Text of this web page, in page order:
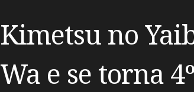
Kimetsu no
Wa e se torna